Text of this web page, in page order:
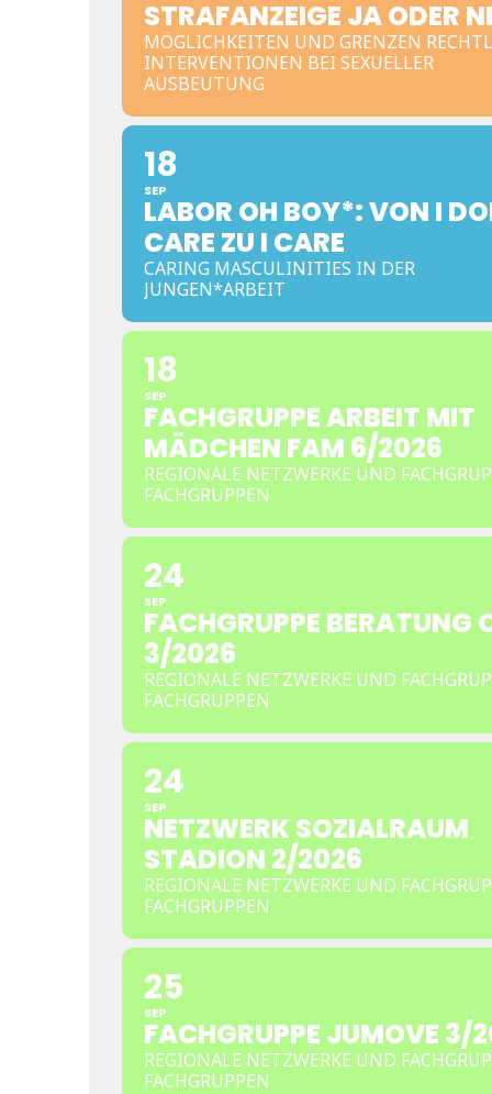
STRAFANZEIGE JA ODER
MÖGLICHKEITEN UND GRENZEN
INTERVENTIONEN BEI SEXUELLER
AUSBEUTUNG
18
SEP
LABOR OH BOY*: VON I
CARE ZU I CARE
CARING MASCULINITIES IN DER
JUNGEN*ARBEIT
18
SEP
FACHGRUPPE ARBEIT MIT
MÄDCHEN FAM 6/2026
REGIONALE NETZWERKE UND
FACHGRUPPEN
24
SEP
FACHGRUPPE BERATUNG
3/2026
REGIONALE NETZWERKE UND
FACHGRUPPEN
24
SEP
NETZWERK SOZIALRAUM
STADION 2/2026
REGIONALE NETZWERKE UND
FACHGRUPPEN
25
SEP
FACHGRUPPE JUMOVE 3/
REGIONALE NETZWERKE UND
FACHGRUPPEN